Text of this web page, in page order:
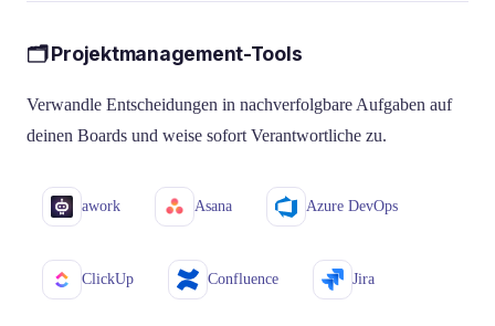
🗂️ Projektmanagement-Tools
Verwandle Entscheidungen in nachverfolgbare Aufgaben auf
deinen Boards und weise sofort Verantwortliche zu.
awork Asana Azure DevOps
ClickUp Confluence Jira